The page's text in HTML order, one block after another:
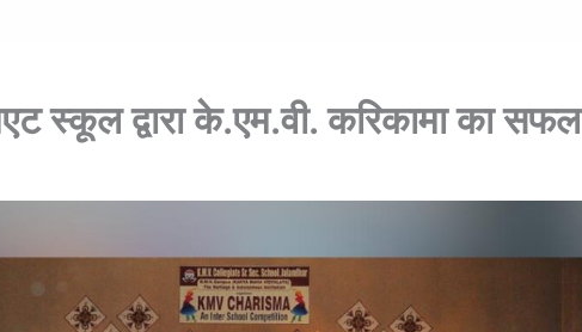
स्कूल द्वारा के.एम.वी. करिकामा का सफल